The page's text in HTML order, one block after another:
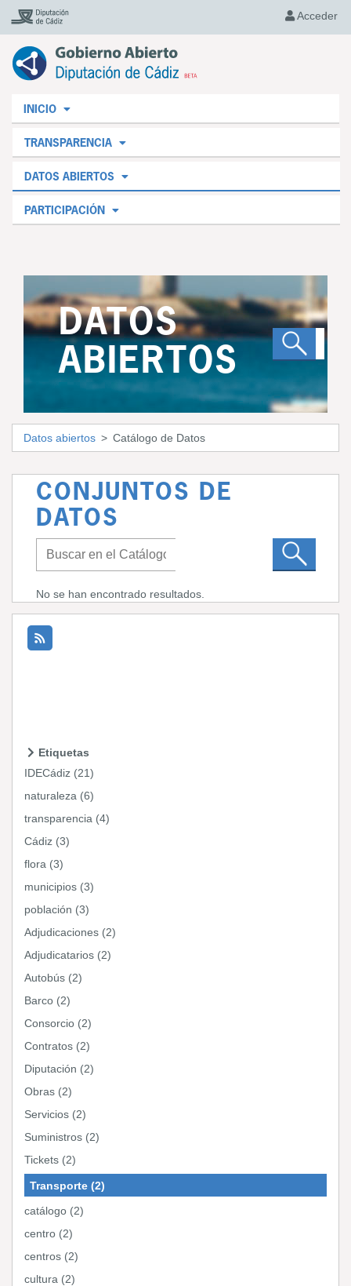
Acceder
INICIO
TRANSPARENCIA
DATOS ABIERTOS
PARTICIPACIÓN
DATOS
ABIERTOS
Datos abiertos Catálogo de Datos
CONJUNTOS DE
DATOS
No se han encontrado resultados.
Etiquetas
IDECádiz (21)
naturaleza (6)
transparencia (4)
Cádiz (3)
flora (3)
municipios (3)
población (3)
Adjudicaciones (2)
Adjudicatarios (2)
Autobús (2)
Barco (2)
Consorcio (2)
Contratos (2)
Diputación (2)
Obras (2)
Servicios (2)
Suministros (2)
Tickets (2)
Transporte (2)
catálogo (2)
centro (2)
centros (2)
cultura (2)